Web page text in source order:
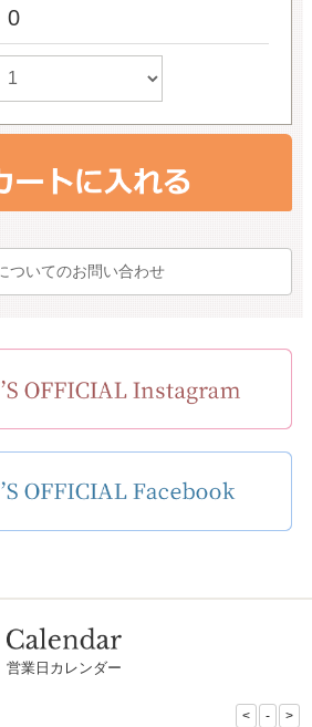
0
ついてのお問い合わせ
営業日カレンダー